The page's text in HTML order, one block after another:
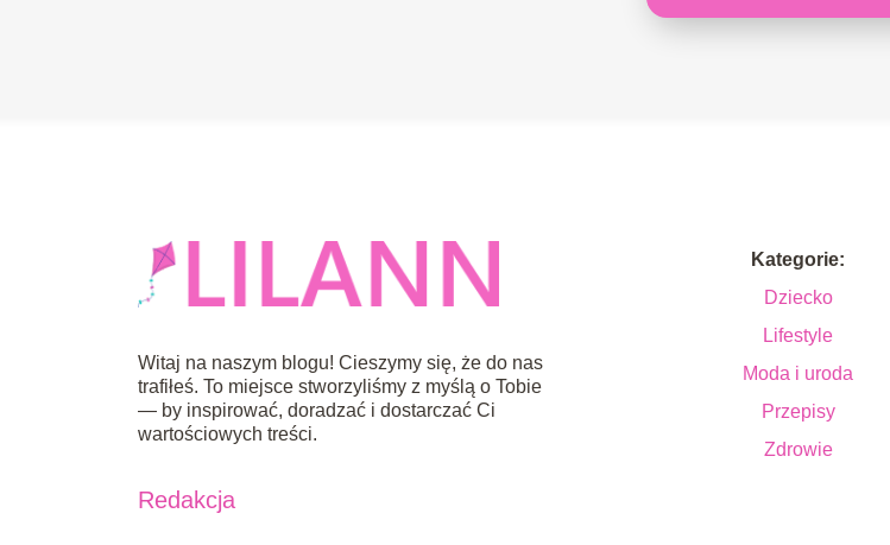
Witaj na naszym blogu! Cieszymy się, że do nas
trafiłeś. To miejsce stworzyliśmy z myślą o Tobie
— by inspirować, doradzać i dostarczać Ci
wartościowych treści.
Redakcja
Kategorie:
Dziecko
Lifestyle
Moda i uroda
Przepisy
Zdrowie